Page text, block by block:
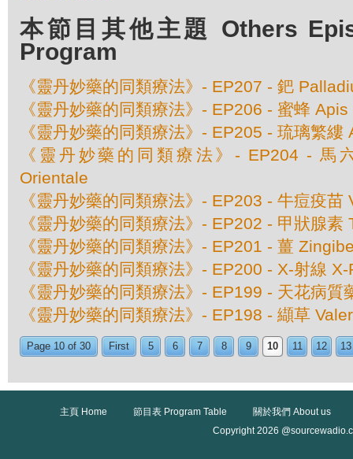
本節目其他主題 Others
Program
《靈丹妙藥的同類療法》- EP207 - 鈀
《靈丹妙藥的同類療法》- EP206 - 蜜蜂
《靈丹妙藥的同類療法》- EP205 - 琉璃繁
《靈丹妙藥的同類療法》- EP204 - 馬
Orientale
《靈丹妙藥的同類療法》- EP203 - 牛痘疫苗
《靈丹妙藥的同類療法》- EP202 - 甲狀腺素
《靈丹妙藥的同類療法》- EP201 - 薑
《靈丹妙藥的同類療法》- EP200 - X-射線 X-
《靈丹妙藥的同類療法》- EP199 - 天花病質
《靈丹妙藥的同類療法》- EP198 - 纈草
Page 10 of 30 First 5 6 7 8 9 10 11 12 13
主頁 Home 節目表 Program Table
關於我們 About us
Copyright 2026